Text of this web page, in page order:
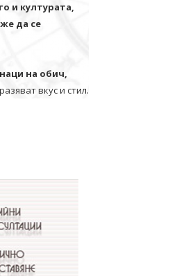
и културата,
да се
на обич,
вкус и стил.